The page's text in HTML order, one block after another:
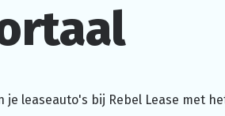
je leaseauto's bij Rebel Lease met